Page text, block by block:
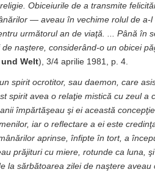
Obiceiurile de a transmite
— aveau în vechime rolul de a-l
următorul an de viaţă. ... Până în
naştere, considerând-o un obicei
Welt), 3/4 aprilie 1981, p. 4.
spirit ocrotitor, sau daemon, care
spirit avea o relaţie mistică cu zeul a
împărtăşeau şi ei această
iar o reflectare a ei este
aprinse, înfipte în tort, a
prăjituri cu miere, rotunde ca luna,
la sărbătoarea zilei de naştere